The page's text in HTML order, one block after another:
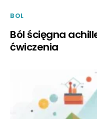
BOL
Ból ścięgna
ćwiczenia